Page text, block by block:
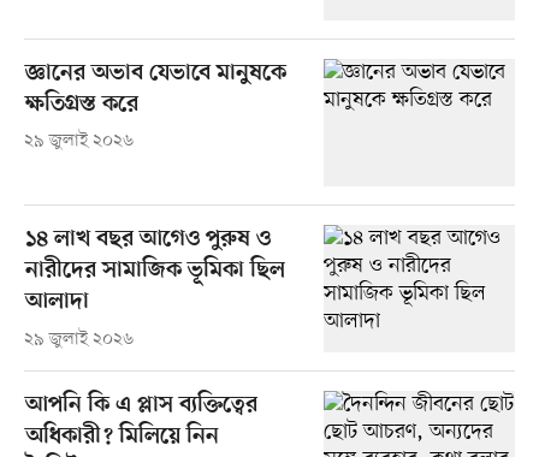
জ্ঞানের অভাব যেভাবে মানুষকে
ক্ষতিগ্রস্ত করে
২৯ জুলাই ২০২৬
১৪ লাখ বছর আগেও পুরুষ ও
নারীদের সামাজিক ভূমিকা ছিল
আলাদা
২৯ জুলাই ২০২৬
আপনি কি এ প্লাস ব্যক্তিত্বের
অধিকারী? মিলিয়ে নিন